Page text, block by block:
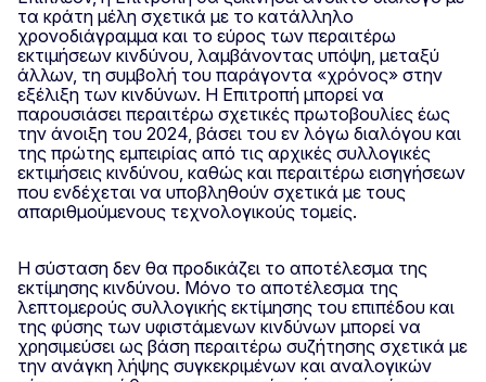
τα κράτη μέλη σχετικά με το κατάλληλο
χρονοδιάγραμμα και το εύρος των περαιτέρω
εκτιμήσεων κινδύνου, λαμβάνοντας υπόψη, μεταξύ
άλλων, τη συμβολή του παράγοντα «χρόνος» στην
εξέλιξη των κινδύνων. Η Επιτροπή μπορεί να
παρουσιάσει περαιτέρω σχετικές πρωτοβουλίες έως
την άνοιξη του 2024, βάσει του εν λόγω διαλόγου και
της πρώτης εμπειρίας από τις αρχικές συλλογικές
εκτιμήσεις κινδύνου, καθώς και περαιτέρω εισηγήσεων
που ενδέχεται να υποβληθούν σχετικά με τους
απαριθμούμενους τεχνολογικούς τομείς.
Η σύσταση δεν θα προδικάζει το αποτέλεσμα της
εκτίμησης κινδύνου. Μόνο το αποτέλεσμα της
λεπτομερούς συλλογικής εκτίμησης του επιπέδου και
της φύσης των υφιστάμενων κινδύνων μπορεί να
χρησιμεύσει ως βάση περαιτέρω συζήτησης σχετικά με
την ανάγκη λήψης συγκεκριμένων και αναλογικών